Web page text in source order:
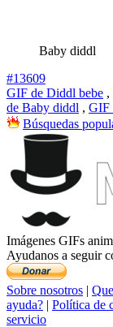
Baby diddl
#13609
GIF de Diddl bebe ,
de Baby diddl , GIF
Búsquedas
Imágenes GIFs
Ayudanos a seguir
Sobre nosotros |
ayuda? | Política de
servicio